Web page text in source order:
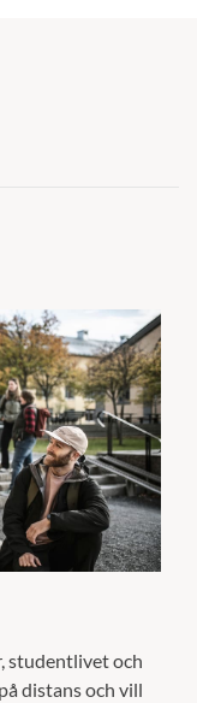
studentlivet och
distans och vill